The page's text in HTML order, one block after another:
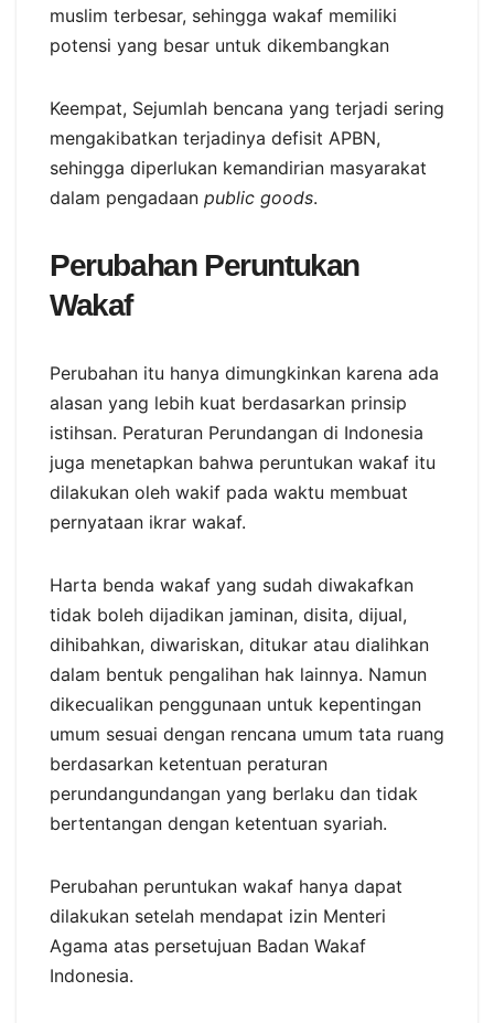
muslim terbesar, sehingga wakaf memiliki
potensi yang besar untuk dikembangkan
Keempat, Sejumlah bencana yang terjadi sering
mengakibatkan terjadinya defisit APBN,
sehingga diperlukan kemandirian masyarakat
dalam pengadaan public goods.
Perubahan Peruntukan
Wakaf
Perubahan itu hanya dimungkinkan karena ada
alasan yang lebih kuat berdasarkan prinsip
istihsan. Peraturan Perundangan di Indonesia
juga menetapkan bahwa peruntukan wakaf itu
dilakukan oleh wakif pada waktu membuat
pernyataan ikrar wakaf.
Harta benda wakaf yang sudah diwakafkan
tidak boleh dijadikan jaminan, disita, dijual,
dihibahkan, diwariskan, ditukar atau dialihkan
dalam bentuk pengalihan hak lainnya. Namun
dikecualikan penggunaan untuk kepentingan
umum sesuai dengan rencana umum tata ruang
berdasarkan ketentuan peraturan
perundangundangan yang berlaku dan tidak
bertentangan dengan ketentuan syariah.
Perubahan peruntukan wakaf hanya dapat
dilakukan setelah mendapat izin Menteri
Agama atas persetujuan Badan Wakaf
Indonesia.